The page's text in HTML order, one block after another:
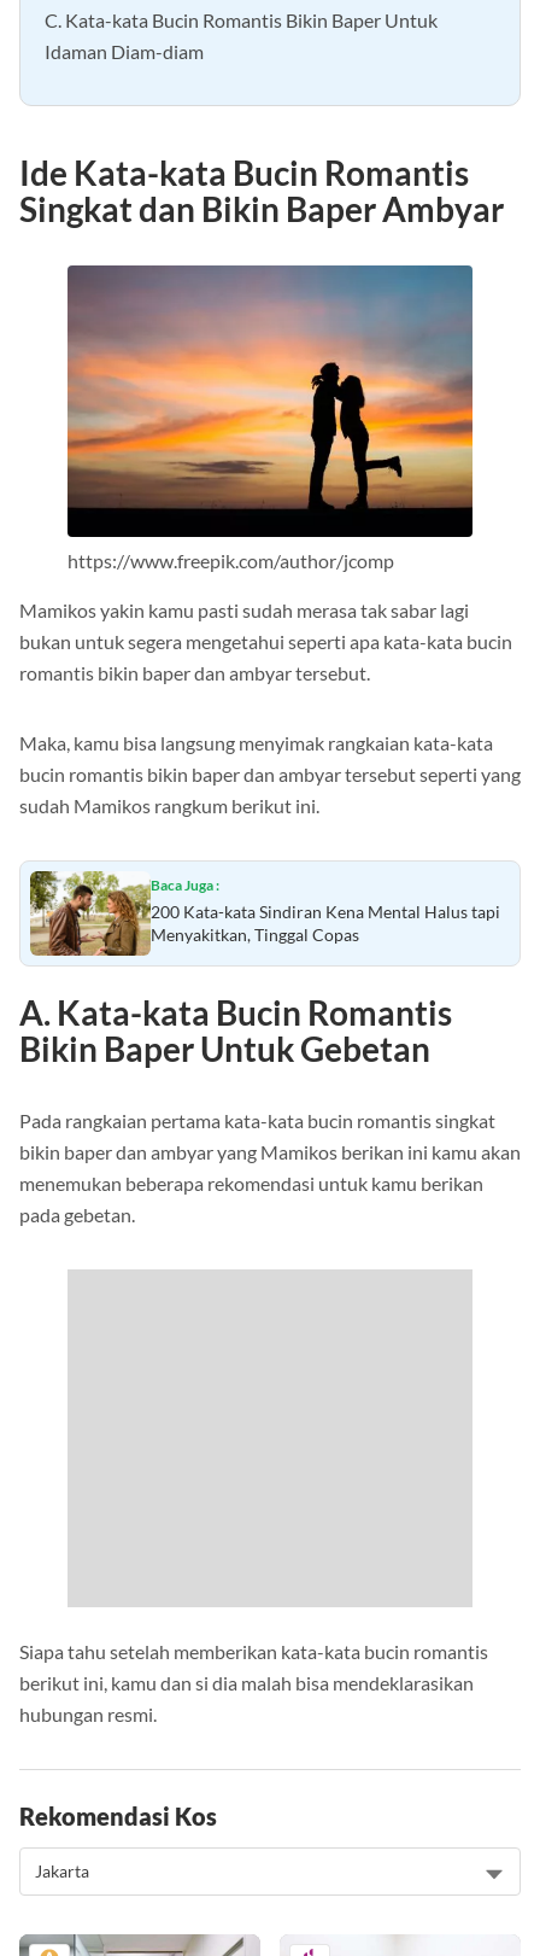
C. Kata-kata Bucin Romantis Bikin Baper Untuk
Idaman Diam-diam
Ide Kata-kata Bucin Romantis
Singkat dan Bikin Baper Ambyar
https://www.freepik.com/author/jcomp
Mamikos yakin kamu pasti sudah merasa tak sabar lagi
bukan untuk segera mengetahui seperti apa kata-kata bucin
romantis bikin baper dan ambyar tersebut.
Maka, kamu bisa langsung menyimak rangkaian kata-kata
bucin romantis bikin baper dan ambyar tersebut seperti yang
sudah Mamikos rangkum berikut ini.
Baca Juga :
200 Kata-kata Sindiran Kena Mental Halus tapi
Menyakitkan, Tinggal Copas
A. Kata-kata Bucin Romantis
Bikin Baper Untuk Gebetan
Pada rangkaian pertama kata-kata bucin romantis singkat
bikin baper dan ambyar yang Mamikos berikan ini kamu akan
menemukan beberapa rekomendasi untuk kamu berikan
pada gebetan.
Siapa tahu setelah memberikan kata-kata bucin romantis
berikut ini, kamu dan si dia malah bisa mendeklarasikan
hubungan resmi.
Rekomendasi Kos